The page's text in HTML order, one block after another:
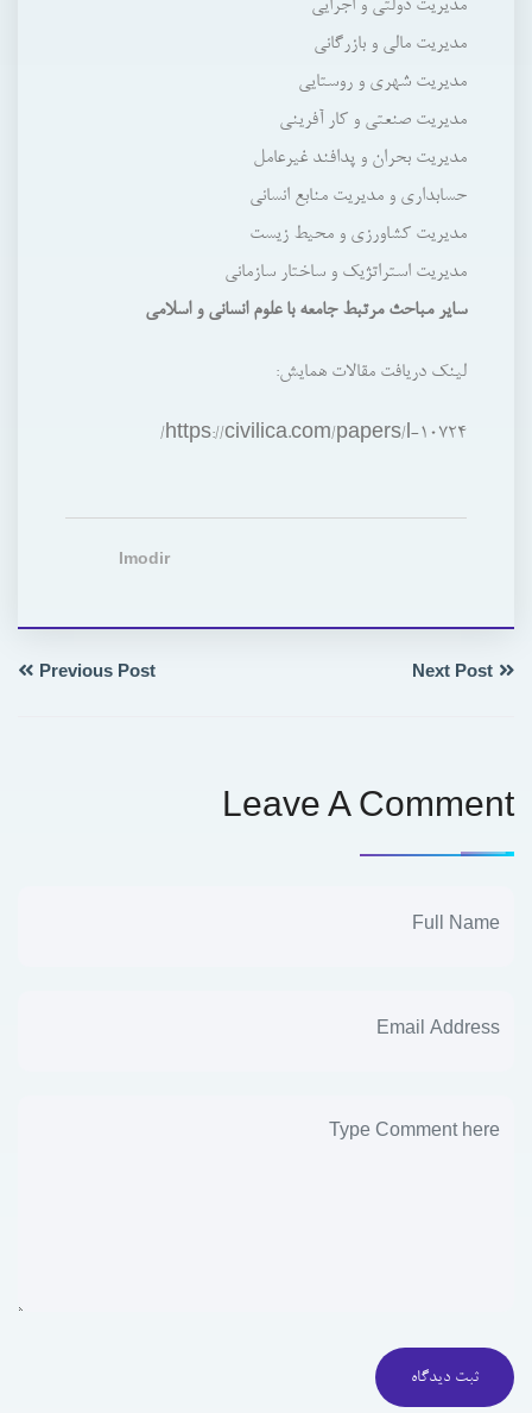
مديريت دولتي و اجرايي
مديريت مالي و بازرگاني
مديريت شهري و روستايي
مديريت صنعتي و كار آفريني
مديريت بحران و پدافند غيرعامل
حسابداري و مديريت منابع انساني
مديريت كشاورزي و محيط زيست
مديريت استراتژيك و ساختار سازماني
ساير مباحث مرتبط جامعه با علوم انساني و اسلامي
لینک دریافت مقالات همایش:
https://civilica.com/papers/l-10724/
Imodir
Previous Post Next Post
Leave A Comment
ثبت دیدگاه